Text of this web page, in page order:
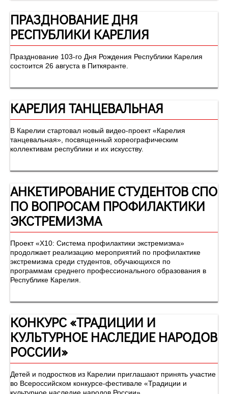
ПРАЗДНОВАНИЕ ДНЯ
РЕСПУБЛИКИ КАРЕЛИЯ
Празднование 103-го Дня Рождения Республики Карелия
состоится 26 августа в Питкяранте.
КАРЕЛИЯ ТАНЦЕВАЛЬНАЯ
В Карелии стартовал новый видео-проект «Карелия
танцевальная», посвященный хореографическим
коллективам республики и их искусству.
АНКЕТИРОВАНИЕ СТУДЕНТОВ СПО
ПО ВОПРОСАМ ПРОФИЛАКТИКИ
ЭКСТРЕМИЗМА
Проект «Х10: Система профилактики экстремизма»
продолжает реализацию мероприятий по профилактике
экстремизма среди студентов, обучающихся по
программам среднего профессионального образования в
Республике Карелия.
КОНКУРС «ТРАДИЦИИ И
КУЛЬТУРНОЕ НАСЛЕДИЕ НАРОДОВ
РОССИИ»
Детей и подростков из Карелии приглашают принять участие
во Всероссийском конкурсе-фестивале «Традиции и